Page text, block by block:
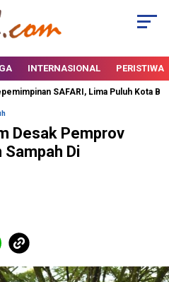
INTERNASIONAL PERISTIWA
SAFARI, Lima Puluh Kota
Desak Pemprov
Di